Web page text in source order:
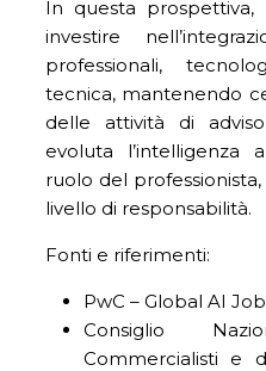
In questa
investire
professionali,
tecnica, mantenendo
delle attività di
evoluta l’intelligenza
ruolo del
livello di responsabilità.
Fonti e riferimenti:
PwC – Global AI
Consiglio
Commercialisti e